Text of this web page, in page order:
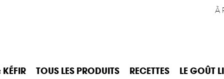
À
TOUS LES PRODUITS RECETTES LE GOÛT